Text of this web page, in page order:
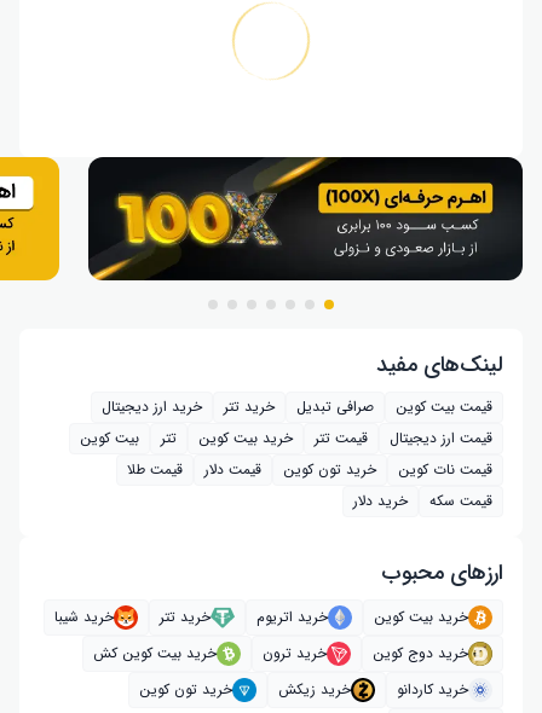
لینک‌های مفید
قیمت بیت کوین صرافی تبدیل خرید تتر
خرید ارز دیجیتال
قیمت ارز دیجیتال
قیمت تتر خرید بیت‌ کوین تتر
بیت کوین
قیمت نات کوین
خرید تون کوین قیمت دلار
قیمت طلا
قیمت سکه
خرید دلار
ارز‌های محبوب
خرید بیت کوین خرید اتریوم خرید تتر
خرید شیبا
خرید دوج کوین
خرید ترون
خرید بیت کوین کش
خرید کاردانو
خرید زیکش
خرید تون کوین